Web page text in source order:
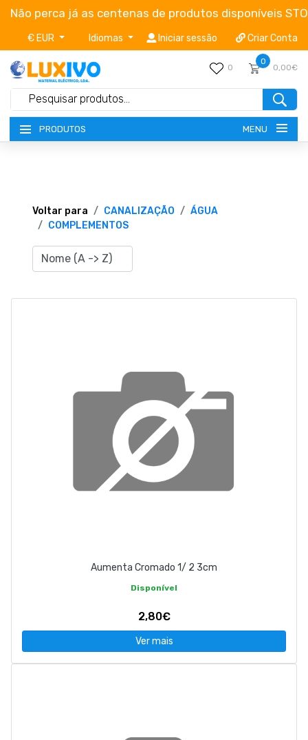
Não perca já as centenas de produtos disponíveis
€ EUR Idiomas Iniciar sessão Criar Conta
0
0
0,00€
PRODUTOS MENU
TERMOS E CONDIÇÕES
geral@luxivo.pt
Voltar para CANALIZAÇÃO
ÁGUA
COMPLEMENTOS
Aumenta Cromado 1/ 2 3cm
Disponível
2,80€
Ver mais